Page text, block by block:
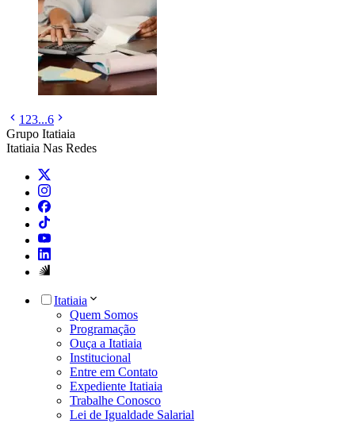
1 23...6
Grupo Itatiaia
Itatiaia Nas Redes
Itatiaia
Quem Somos
Programação
Ouça a Itatiaia
Institucional
Entre em Contato
Expediente Itatiaia
Trabalhe Conosco
Lei de Igualdade Salarial